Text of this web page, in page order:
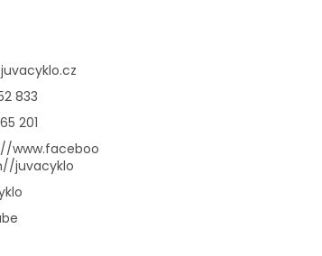
juvacyklo.cz
833
201
www.faceboo
juvacyklo